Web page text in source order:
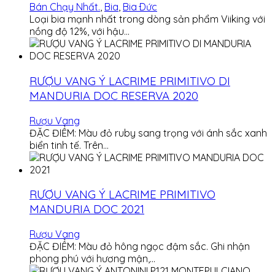
Bán Chạy Nhất., Bia, Bia Ðức
Loại bia mạnh nhất trong dòng sản phẩm Viiking với
nồng độ 12%, với hậu…
RƯỢU VANG Ý LACRIME PRIMITIVO DI
MANDURIA DOC RESERVA 2020
Rượu Vang
ĐẶC ĐIỂM: Màu đỏ ruby sang trọng với ánh sắc xanh
biển tinh tế. Trên…
RƯỢU VANG Ý LACRIME PRIMITIVO
MANDURIA DOC 2021
Rượu Vang
ĐẶC ĐIỂM: Màu đỏ hông ngọc đậm sắc. Ghi nhận
phong phú với hương mận,…